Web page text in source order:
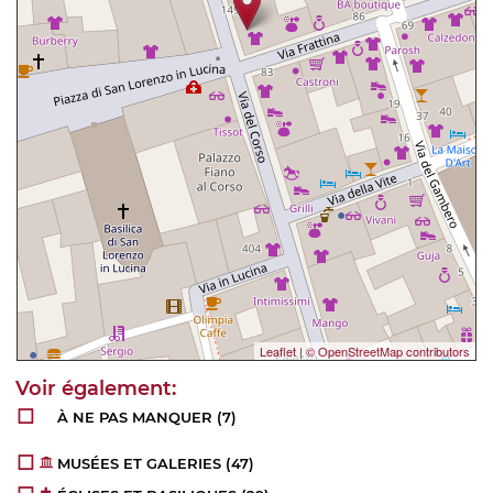
Leaflet | © OpenStreetMap contributors
À NE PAS MANQUER (7)
MUSÉES ET GALERIES (47)